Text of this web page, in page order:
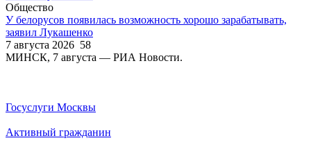
Общество
У белорусов появилась возможность хорошо зарабатывать,
заявил Лукашенко
7 августа 2026 58
МИНСК, 7 августа — РИА Новости.
Госуслуги Москвы
Активный гражданин